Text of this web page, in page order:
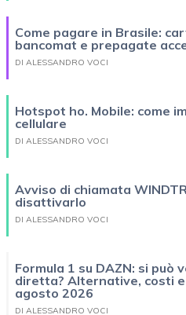
Come pagare in Brasile:
bancomat e prepagate
DI ALESSANDRO VOCI
Hotspot ho. Mobile: come
cellulare
DI ALESSANDRO VOCI
Avviso di chiamata
disattivarlo
DI ALESSANDRO VOCI
Formula 1 su DAZN: si può
diretta? Alternative, costi
agosto 2026
DI ALESSANDRO VOCI